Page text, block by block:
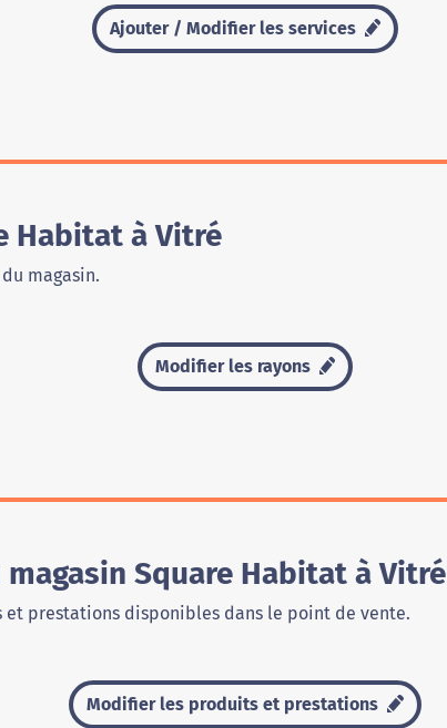
Ajouter / Modifier les services
Habitat à Vitré
magasin.
Modifier les rayons
Square Habitat à Vitré
prestations disponibles dans le point de vente.
Modifier les produits et prestations